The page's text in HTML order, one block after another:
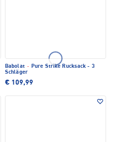
Babolat · Pure Strike Rucksack - 3
Schläger
€ 109,99